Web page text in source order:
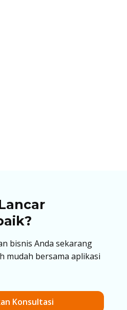
bisnis Anda sekarang
mudah bersama aplikasi
Konsultasi